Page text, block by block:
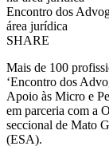
Encontro dos
área jurídica
SHARE
Mais de 100
‘Encontro dos
Apoio às Micro e
em parceria com a
seccional de Mato
(ESA).